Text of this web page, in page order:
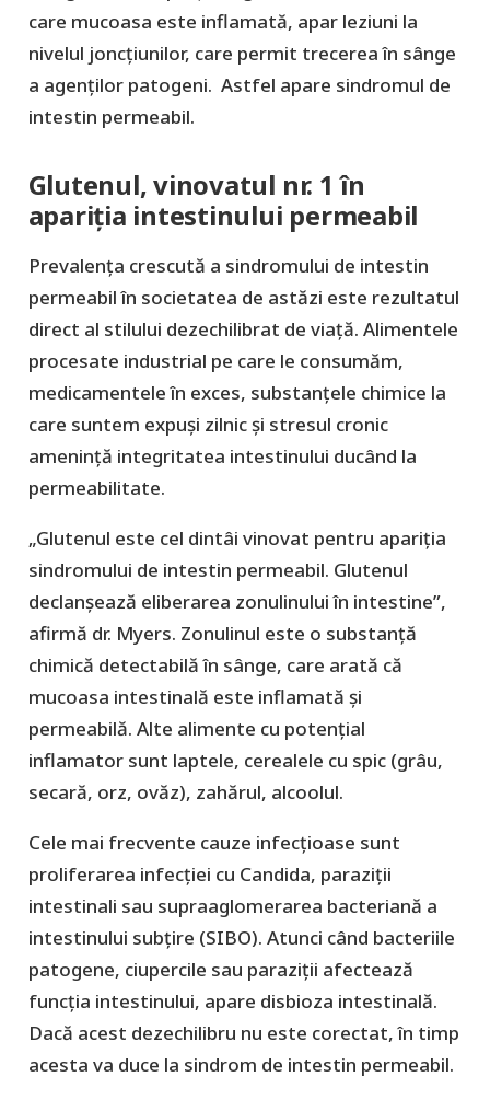
care mucoasa este inflamată, apar leziuni la
nivelul joncțiunilor, care permit trecerea în sânge
a agenților patogeni. Astfel apare sindromul de
intestin permeabil.
Glutenul, vinovatul nr. 1 în
apariția intestinului permeabil
Prevalența crescută a sindromului de intestin
permeabil în societatea de astăzi este rezultatul
direct al stilului dezechilibrat de viață. Alimentele
procesate industrial pe care le consumăm,
medicamentele în exces, substanțele chimice la
care suntem expuși zilnic și stresul cronic
amenință integritatea intestinului ducând la
permeabilitate.
„Glutenul este cel dintâi vinovat pentru apariția
sindromului de intestin permeabil. Glutenul
declanșează eliberarea zonulinului în intestine”,
afirmă dr. Myers. Zonulinul este o substanță
chimică detectabilă în sânge, care arată că
mucoasa intestinală este inflamată și
permeabilă. Alte alimente cu potențial
inflamator sunt laptele, cerealele cu spic (grâu,
secară, orz, ovăz), zahărul, alcoolul.
Cele mai frecvente cauze infecțioase sunt
proliferarea infecției cu Candida, paraziții
intestinali sau supraaglomerarea bacteriană a
intestinului subțire (SIBO). Atunci când bacteriile
patogene, ciupercile sau paraziții afectează
funcția intestinului, apare disbioza intestinală.
Dacă acest dezechilibru nu este corectat, în timp
acesta va duce la sindrom de intestin permeabil.